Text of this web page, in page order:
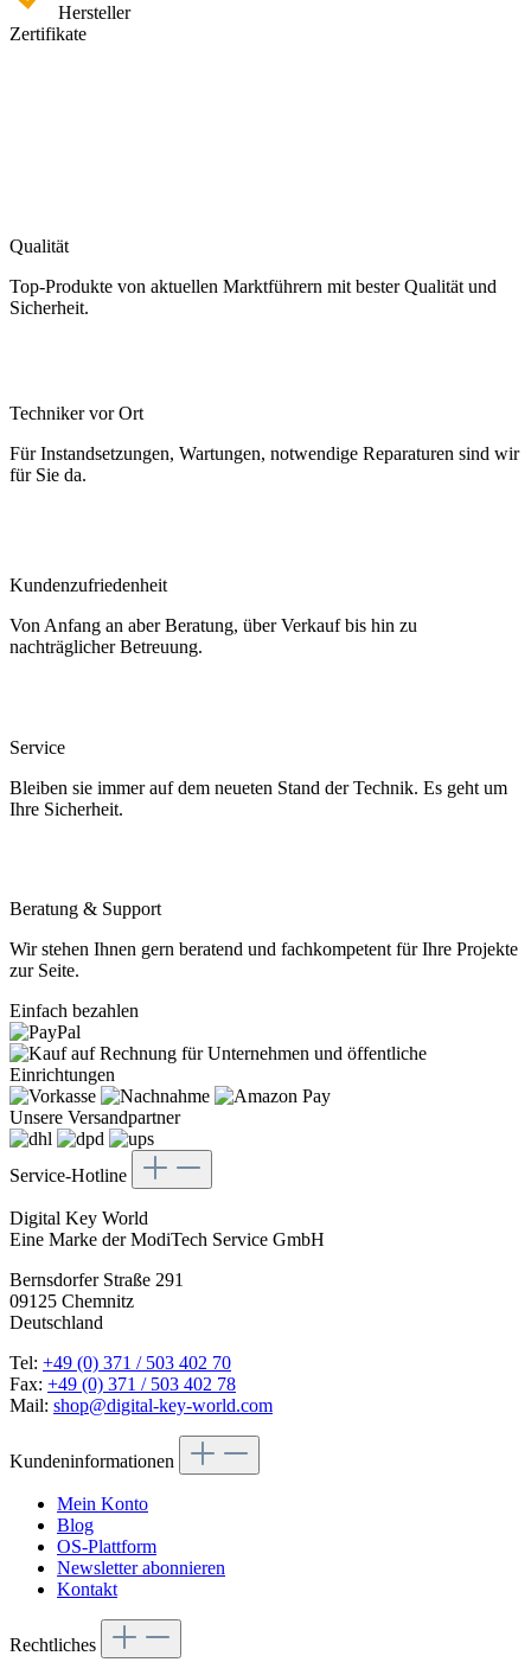
Hersteller
Zertifikate
Qualität
Top-Produkte von aktuellen Marktführern mit bester Qualität und
Sicherheit.
Techniker vor Ort
Für Instandsetzungen, Wartungen, notwendige Reparaturen sind wir
für Sie da.
Kundenzufriedenheit
Von Anfang an aber Beratung, über Verkauf bis hin zu
nachträglicher Betreuung.
Service
Bleiben sie immer auf dem neueten Stand der Technik. Es geht um
Ihre Sicherheit.
Beratung & Support
Wir stehen Ihnen gern beratend und fachkompetent für Ihre Projekte
zur Seite.
Einfach bezahlen
Unsere Versandpartner
Service-Hotline
Digital Key World
Eine Marke der ModiTech Service GmbH
Bernsdorfer Straße 291
09125 Chemnitz
Deutschland
Tel: +49 (0) 371 / 503 402 70
Fax: +49 (0) 371 / 503 402 78
Mail: shop@digital-key-world.com
Kundeninformationen
Mein Konto
Blog
OS-Plattform
Newsletter abonnieren
Kontakt
Rechtliches